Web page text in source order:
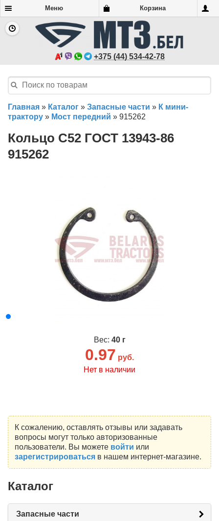
Меню Корзина
+375 (44) 534-42-78
Главная » Каталог » Запасные части » К мини-
трактору » Мост передний » 915262
Кольцо С52 ГОСТ 13943-86
915262
Вес: 40 г
0.97 руб.
Нет в наличии
К сожалению, оставлять отзывы или задавать
вопросы могут только авторизованные
пользователи. Вы можете войти или
зарегистрироватьсяв нашем интернет-магазине.
Каталог
Запасные части